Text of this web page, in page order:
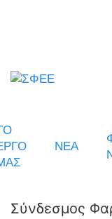
ΝΕΑ
Σύνδεσμος